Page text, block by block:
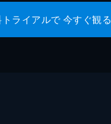
ライアルで 今すぐ観る